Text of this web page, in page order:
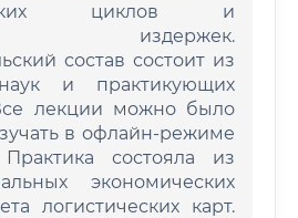
циклов и
издержек.
состав состоит из
и практикующих
лекции можно было
в офлайн-режиме
состояла из
экономических
логистических карт.